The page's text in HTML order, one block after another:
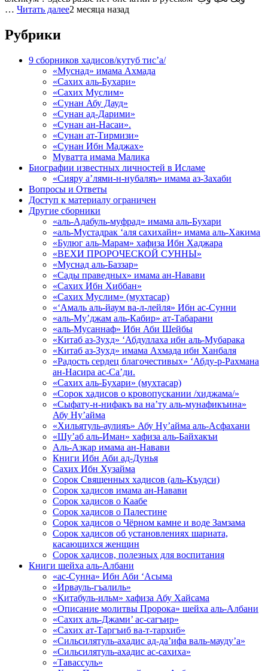
… Читать далее2 месяца назад
Рубрики
9 сборников хадисов/кутуб тис’а/
«Муснад» имама Ахмада
«Сахих аль-Бухари»
«Сахих Муслим»
«Сунан Абу Дауд»
«Сунан ад-Дарими»
«Сунан ан-Насаи».
«Сунан ат-Тирмизи»
«Сунан Ибн Маджах»
Муватта имама Малика
Биографии известных личностей в Исламе
«Сияру а’лями-н-нубаляъ» имама аз-Захаби
Вопросы и Ответы
Доступ к материалу ограничен
Другие сборники
«аль-Адабуль-муфрад» имама аль-Бухари
«аль-Мустадрак ‘аля сахихайн» имама аль-Хакима
«Булюг аль-Марам» хафиза Ибн Хаджара
«ВЕХИ ПРОРОЧЕСКОЙ СУННЫ»
«Муснад аль-Баззар»
«Сады праведных» имама ан-Навави
«Сахих Ибн Хиббан»
«Сахих Муслим» (мухтасар)
«‘Амаль аль-йаум ва-л-лейля» Ибн ас-Сунни
«аль-Му’джам аль-Кабир» ат-Табарани
«аль-Мусаннаф» Ибн Аби Шейбы
«Китаб аз-Зухд» ‘Абдуллаха ибн аль-Мубарака
«Китаб аз-Зухд» имама Ахмада ибн Ханбаля
«Радость сердец благочестивых» ‘Абду-р-Рахмана
ан-Насира ас-Са’ди.
«Сахих аль-Бухари» (мухтасар)
«Сорок хадисов о кровопускании /хиджама/»
«Сыфату-н-нифакъ ва на’ту аль-мунафикъина»
Абу Ну’айма
«Хильятуль-аулияъ» Абу Ну’айма аль-Асфахани
«Шу’аб аль-Иман» хафиза аль-Байхакъи
Аль-Азкар имама ан-Навави
Книги Ибн Аби ад-Дунья
Сахих Ибн Хузайма
Сорок Священных хадисов (аль-Къудси)
Сорок хадисов имама ан-Навави
Сорок хадисов о Каабе
Сорок хадисов о Палестине
Сорок хадисов о Чёрном камне и воде Замзама
Сорок хадисов об установлениях шариата,
касающихся женщин
Сорок хадисов, полезных для воспитания
Книги шейха аль-Албани
«ас-Сунна» Ибн Аби ‘Асыма
«Ирвауль-гъалиль»
«Китабуль-ильм» хафиза Абу Хайсама
«Описание молитвы Пророка» шейха аль-Албани
«Сахих аль-Джами’ ас-сагъир»
«Сахих ат-Таргъиб ва-т-тархиб»
«Сильсилятуль-ахадис ад-да’ифа валь-мауду’а»
«Сильсилятуль-ахадис ас-сахиха»
«Тавассуль»